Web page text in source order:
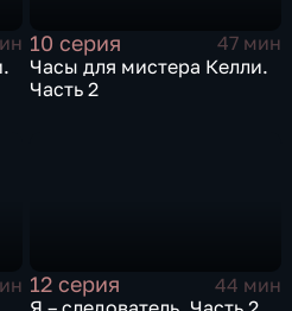
10 серия
47 мин
Часы для мистера Келли.
Часть 2
12 серия
44 мин